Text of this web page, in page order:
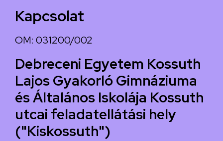
Kapcsolat
OM: 031200/002
Debreceni Egyetem Kossuth
Lajos Gyakorló Gimnáziuma
és Általános Iskolája Kossuth
utcai feladatellátási hely
("Kiskossuth")